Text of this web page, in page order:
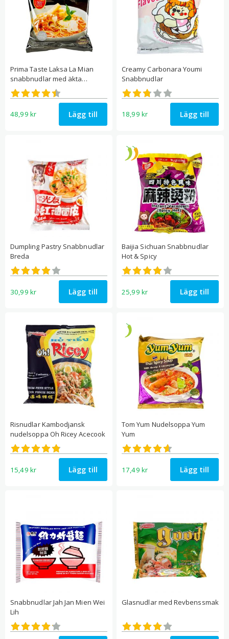
Prima Taste Laksa La Mian
snabbnudlar med äkta
currypasta & kokosmjölk
Betygsatt
4.47
av 5
48,99 kr Lägg till
Creamy Carbonara Youmi
Snabbnudlar
Betygsatt
2.76
av 5
18,99 kr Lägg till
Dumpling Pastry Snabbnudlar
Breda
Betygsatt
4.00
av 5
30,99 kr Lägg till
Baijia Sichuan Snabbnudlar
Hot & Spicy
Betygsatt
3.89
av 5
25,99 kr Lägg till
Risnudlar Kambodjansk
nudelsoppa Oh Ricey Acecook
Betygsatt
4.79
av 5
15,49 kr Lägg till
Tom Yum Nudelsoppa Yum
Yum
Betygsatt
4.60
av 5
17,49 kr Lägg till
Snabbnudlar Jah Jan Mien Wei
Lih
Betygsatt
4.17
av 5
Glasnudlar med Revbenssmak
Betygsatt
4.00
av 5